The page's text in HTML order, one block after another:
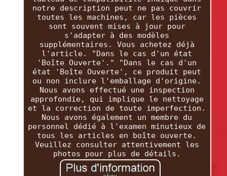
notre description peut ne pas couvrir
toutes les machines, car les pièces
sont souvent mises à jour pour
s'adapter à des modèles
supplémentaires. Vous achetez déjà
l'article. "Dans le cas d'un état
'Boîte Ouverte'." "Dans le cas d'un
état 'Boîte Ouverte', ce produit peut
ou non inclure l'emballage d'origine.
Nous avons effectué une inspection
approfondie, qui implique le nettoyage
et la correction de toute imperfection.
Nous avons également un membre du
personnel dédié à l'examen minutieux de
tous les articles en boîte ouverte.
Veuillez consulter attentivement les
photos pour plus de détails.